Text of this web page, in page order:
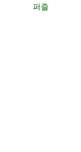
퍼즐